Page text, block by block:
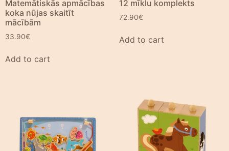
Matemātiskās apmācības
koka nūjas skaitīt
mācībām
33.90€
Add to cart
12 mīklu komplekts
72.90€
Add to cart